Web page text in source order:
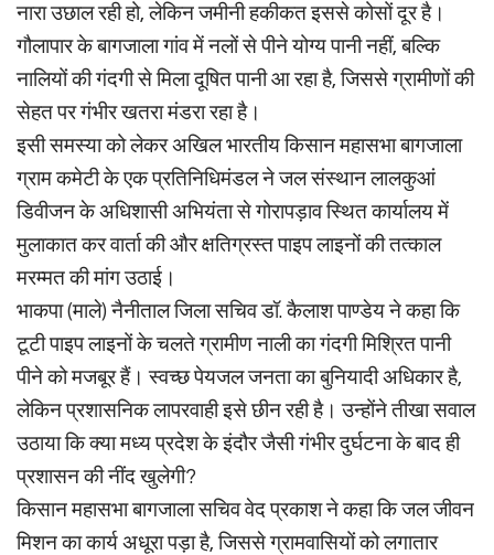
नारा उछाल रही हो, लेकिन जमीनी हकीकत इससे कोसों दूर है।
गौलापार के बागजाला गांव में नलों से पीने योग्य पानी नहीं, बल्कि
नालियों की गंदगी से मिला दूषित पानी आ रहा है, जिससे ग्रामीणों की
सेहत पर गंभीर खतरा मंडरा रहा है।
इसी समस्या को लेकर अखिल भारतीय किसान महासभा बागजाला
ग्राम कमेटी के एक प्रतिनिधिमंडल ने जल संस्थान लालकुआं
डिवीजन के अधिशासी अभियंता से गोरापड़ाव स्थित कार्यालय में
मुलाकात कर वार्ता की और क्षतिग्रस्त पाइप लाइनों की तत्काल
मरम्मत की मांग उठाई।
भाकपा (माले) नैनीताल जिला सचिव डॉ. कैलाश पाण्डेय ने कहा कि
टूटी पाइप लाइनों के चलते ग्रामीण नाली का गंदगी मिश्रित पानी
पीने को मजबूर हैं। स्वच्छ पेयजल जनता का बुनियादी अधिकार है,
लेकिन प्रशासनिक लापरवाही इसे छीन रही है। उन्होंने तीखा सवाल
उठाया कि क्या मध्य प्रदेश के इंदौर जैसी गंभीर दुर्घटना के बाद ही
प्रशासन की नींद खुलेगी?
किसान महासभा बागजाला सचिव वेद प्रकाश ने कहा कि जल जीवन
मिशन का कार्य अधूरा पड़ा है, जिससे ग्रामवासियों को लगातार